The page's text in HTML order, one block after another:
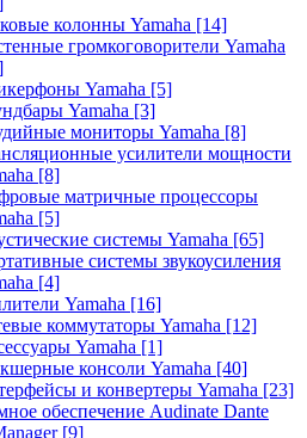
колонны Yamaha [14]
громкоговорители Yamaha
Yamaha [5]
Yamaha [3]
мониторы Yamaha [8]
усилители мощности
[8]
матричные процессоры
[5]
системы Yamaha [65]
системы звукоусиления
[4]
Yamaha [16]
коммутаторы Yamaha [12]
Yamaha [1]
консоли Yamaha [40]
и конвертеры Yamaha [23]
обеспечение Audinate Dante
[9]